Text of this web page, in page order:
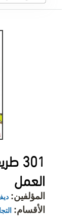
العمل
المؤلفين:
الأقسام: